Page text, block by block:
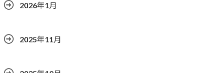
2026年1月
2025年11月